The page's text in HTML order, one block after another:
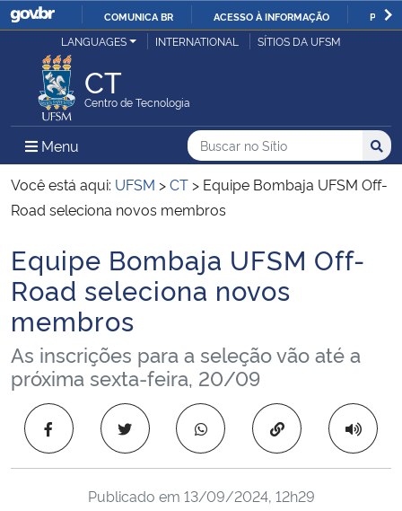
IR
COMUNICA BR ACESSO À INFORMAÇÃO
Ministério da Justiça e Segurança Pública
Ministério da Defesa
Ministério das Relações Exteriores
Ministério da Infraestrutura
Ministério da Agricultura, Pecuária e Abastecimento
Ministério da Educação
Ministério da Cidadania
Ministério da Saúde
LANGUAGES INTERNATIONAL SÍTIOS DA UFSM
CT
Centro de Tecnologia
Menu Menu Principal do Sítio
Busca
Buscar no no Sítio
Busca:
Você está aqui: UFSM >CT > Equipe Bombaja UFSM Off-
Road seleciona novos membros
Início do conteúdo
Equipe Bombaja UFSM Off-
Road seleciona novos
membros
As inscrições para a seleção vão até a
próxima sexta-feira, 20/09
Copiar para área
Publicado em 13/09/2024, 12h29